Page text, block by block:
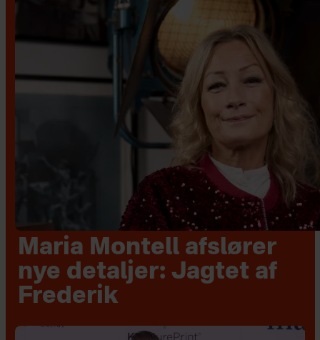
Maria Montell afslører
nye detaljer: Jagtet af
Frederik